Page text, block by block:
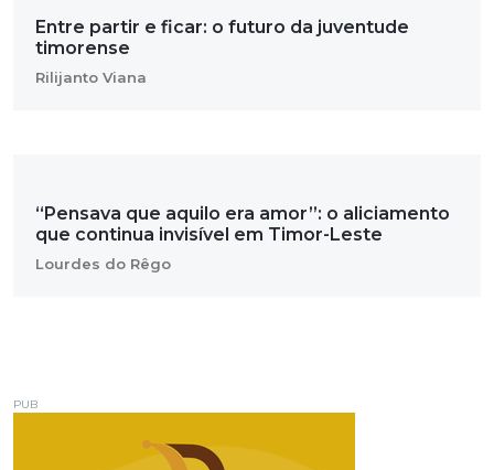
Entre partir e ficar: o futuro da juventude
timorense
Rilijanto Viana
“Pensava que aquilo era amor”: o aliciamento
que continua invisível em Timor-Leste
Lourdes do Rêgo
PUB